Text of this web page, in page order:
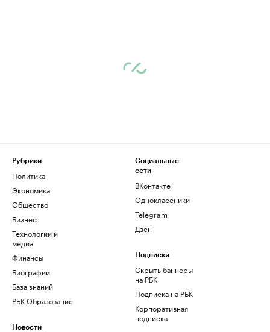
Рубрики
Политика
Экономика
Общество
Бизнес
Технологии и
медиа
Финансы
Биографии
База знаний
РБК Образование
Новости
Социальные
сети
ВКонтакте
Одноклассники
Telegram
Дзен
Подписки
Скрыть баннеры
на РБК
Подписка на РБК
Корпоративная
подписка